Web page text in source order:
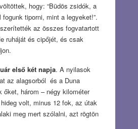
hogy: “Büdös zsidók, a
tiporni, mint a legyeket!”.
az összes fogvatartott
ruháját és cipőjét, és csak
első két napja. A nyilasok
az alagsorból és a Duna
őket, három – négy kilométer
volt, minus 12 fok, az útak
meg mert szólalni, azt rögtön